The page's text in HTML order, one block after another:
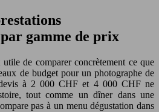
gamme de prix
de comparer concrètement ce que
de budget pour un photographe de
à 2 000 CHF et 4 000 CHF ne
tout comme un dîner dans une
pas à un menu dégustation dans